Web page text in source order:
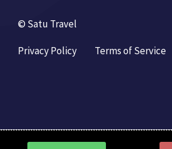
© Satu Travel
Privacy Policy Terms of Service